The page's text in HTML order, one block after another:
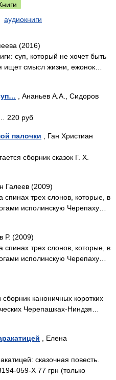
аудиокниги
(2016)
суп, который не хочет быть
ищет смысл жизни, ежонок…
, Ананьев А.А., Сидоров
220 руб
палочки , Ган Христиан
сборник сказок Г. Х.
Галеев (2009)
спинах трех слонов, которые, в
исполинскую Черепаху…
Р. (2009)
спинах трех слонов, которые, в
исполинскую Черепаху…
каноничных коротких
Черепашках-Ниндзя…
, Елена
сказочная повесть.
059-X 77 грн (только